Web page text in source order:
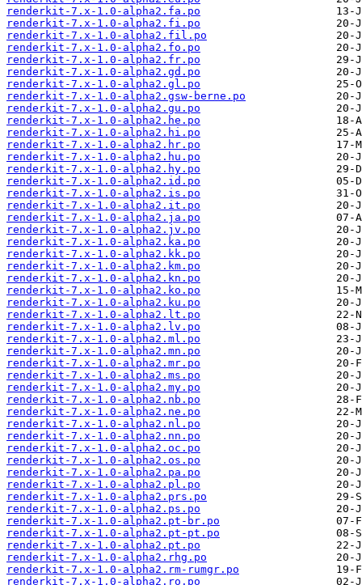
renderkit-7.x-1.0-alpha2.fa.po
renderkit-7.x-1.0-alpha2.fi.po
renderkit-7.x-1.0-alpha2.fil.po
renderkit-7.x-1.0-alpha2.fo.po
renderkit-7.x-1.0-alpha2.fr.po
renderkit-7.x-1.0-alpha2.gd.po
renderkit-7.x-1.0-alpha2.gl.po
renderkit-7.x-1.0-alpha2.gsw-berne.po
renderkit-7.x-1.0-alpha2.gu.po
renderkit-7.x-1.0-alpha2.he.po
renderkit-7.x-1.0-alpha2.hi.po
renderkit-7.x-1.0-alpha2.hr.po
renderkit-7.x-1.0-alpha2.hu.po
renderkit-7.x-1.0-alpha2.hy.po
renderkit-7.x-1.0-alpha2.id.po
renderkit-7.x-1.0-alpha2.is.po
renderkit-7.x-1.0-alpha2.it.po
renderkit-7.x-1.0-alpha2.ja.po
renderkit-7.x-1.0-alpha2.jv.po
renderkit-7.x-1.0-alpha2.ka.po
renderkit-7.x-1.0-alpha2.kk.po
renderkit-7.x-1.0-alpha2.km.po
renderkit-7.x-1.0-alpha2.kn.po
renderkit-7.x-1.0-alpha2.ko.po
renderkit-7.x-1.0-alpha2.ku.po
renderkit-7.x-1.0-alpha2.lt.po
renderkit-7.x-1.0-alpha2.lv.po
renderkit-7.x-1.0-alpha2.ml.po
renderkit-7.x-1.0-alpha2.mn.po
renderkit-7.x-1.0-alpha2.mr.po
renderkit-7.x-1.0-alpha2.ms.po
renderkit-7.x-1.0-alpha2.my.po
renderkit-7.x-1.0-alpha2.nb.po
renderkit-7.x-1.0-alpha2.ne.po
renderkit-7.x-1.0-alpha2.nl.po
renderkit-7.x-1.0-alpha2.nn.po
renderkit-7.x-1.0-alpha2.oc.po
renderkit-7.x-1.0-alpha2.os.po
renderkit-7.x-1.0-alpha2.pa.po
renderkit-7.x-1.0-alpha2.pl.po
renderkit-7.x-1.0-alpha2.prs.po
renderkit-7.x-1.0-alpha2.ps.po
renderkit-7.x-1.0-alpha2.pt-br.po
renderkit-7.x-1.0-alpha2.pt-pt.po
renderkit-7.x-1.0-alpha2.pt.po
renderkit-7.x-1.0-alpha2.rhg.po
renderkit-7.x-1.0-alpha2.rm-rumgr.po
renderkit-7.x-1.0-alpha2.ro.po